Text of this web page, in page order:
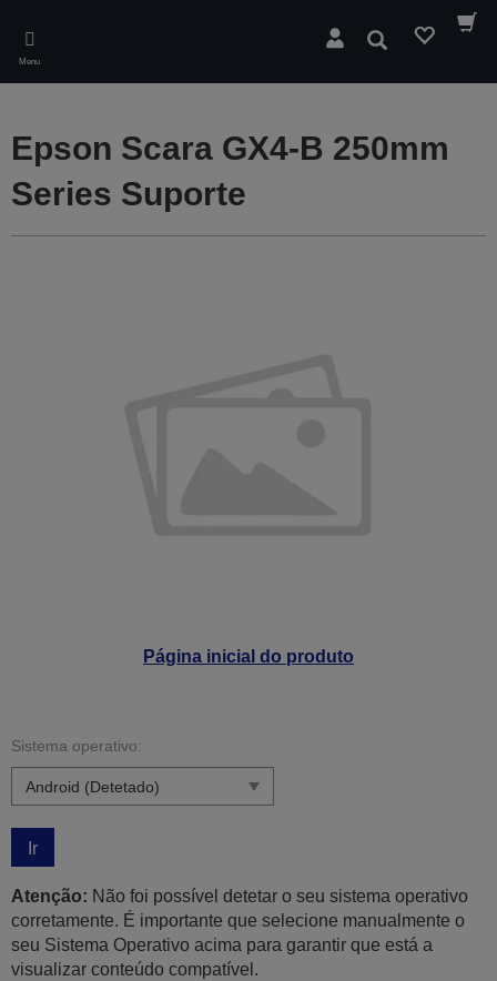
main
content
Menu
Pesquisar
Página inicial do produto
Epson Scara GX4-B 250mm
Series Suporte
Sistema operativo:
Ir
Atenção: Não foi possível detetar o seu sistema operativo
corretamente. É importante que selecione manualmente o
seu Sistema Operativo acima para garantir que está a
visualizar conteúdo compatível.